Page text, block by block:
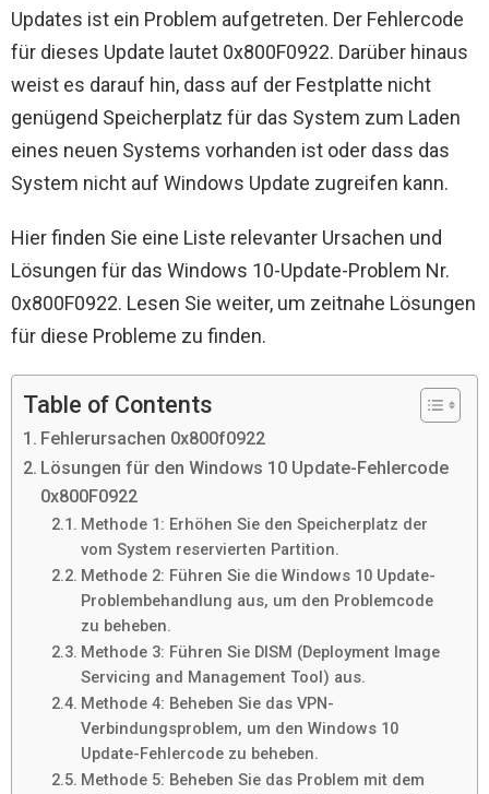
Updates ist ein Problem aufgetreten. Der Fehlercode
für dieses Update lautet 0x800F0922. Darüber hinaus
weist es darauf hin, dass auf der Festplatte nicht
genügend Speicherplatz für das System zum Laden
eines neuen Systems vorhanden ist oder dass das
System nicht auf Windows Update zugreifen kann.
Hier finden Sie eine Liste relevanter Ursachen und
Lösungen für das Windows 10-Update-Problem Nr.
0x800F0922. Lesen Sie weiter, um zeitnahe Lösungen
für diese Probleme zu finden.
Table of Contents
Fehlerursachen 0x800f0922
Lösungen für den Windows 10 Update-Fehlercode
0x800F0922
Methode 1: Erhöhen Sie den Speicherplatz der
vom System reservierten Partition.
Methode 2: Führen Sie die Windows 10 Update-
Problembehandlung aus, um den Problemcode
zu beheben.
Methode 3: Führen Sie DISM (Deployment Image
Servicing and Management Tool) aus.
Methode 4: Beheben Sie das VPN-
Verbindungsproblem, um den Windows 10
Update-Fehlercode zu beheben.
Methode 5: Beheben Sie das Problem mit dem